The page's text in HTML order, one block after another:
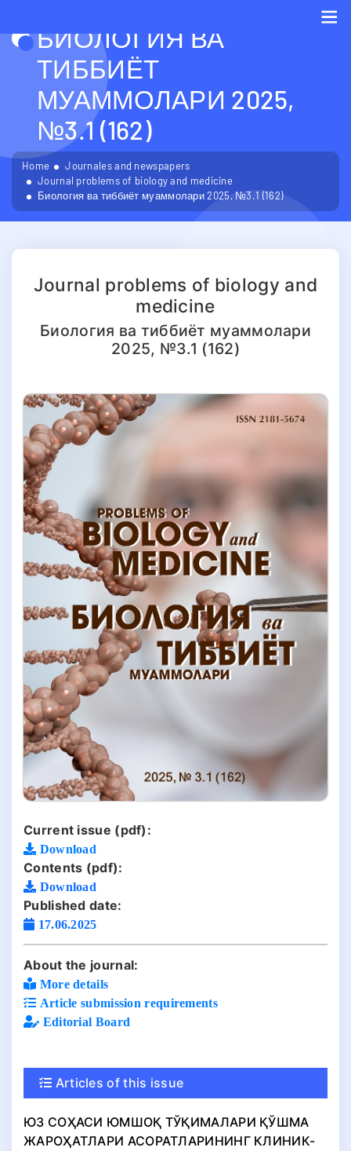
БИОЛОГИЯ ВА
ТИББИЁТ
МУАММОЛАРИ 2025,
№3.1 (162)
Home
Journales and newspapers
Journal problems of biology and medicine
Биология ва тиббиёт муаммолари 2025, №3.1 (162)
Journal problems of biology and
medicine
Биология ва тиббиёт муаммолари
2025, №3.1 (162)
Current issue (pdf):
Download
Contents (pdf):
Download
Published date:
17.06.2025
About the journal:
More details
Article submission requirements
Editorial Board
Articles of this issue
ЮЗ СОҲАСИ ЮМШОҚ ТЎҚИМАЛАРИ ҚЎШМА
ЖАРОҲАТЛАРИ АСОРАТЛАРИНИНГ КЛИНИК-